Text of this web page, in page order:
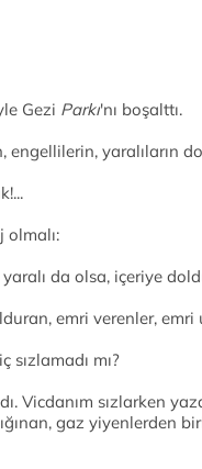
Gezi Parkı'nı boşalttı.
engellilerin, yaralıların
olmalı:
yaralı da olsa, içeriye
emri verenler,
sızlamadı mı?
Vicdanım sızlarken
gaz yiyenlerden